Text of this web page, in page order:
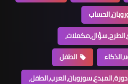
الطفل